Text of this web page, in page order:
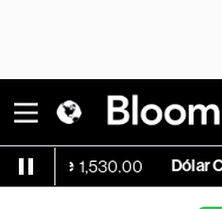
Dólar CCL BYMA